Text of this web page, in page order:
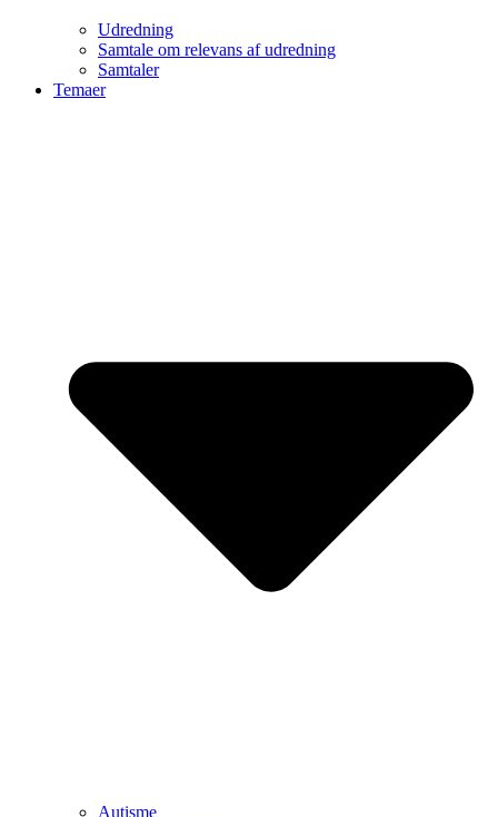
Udredning
Samtale om relevans af udredning
Samtaler
Temaer
Autisme